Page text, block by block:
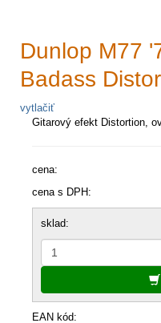
Dunlop M77
Badass
vytlačiť
Gitarový efekt Distortion,
cena:
cena s DPH:
sklad:
EAN kód: